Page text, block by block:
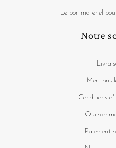
Le bon matériel
Notre
Mentions
Conditions
Qui
Paiement